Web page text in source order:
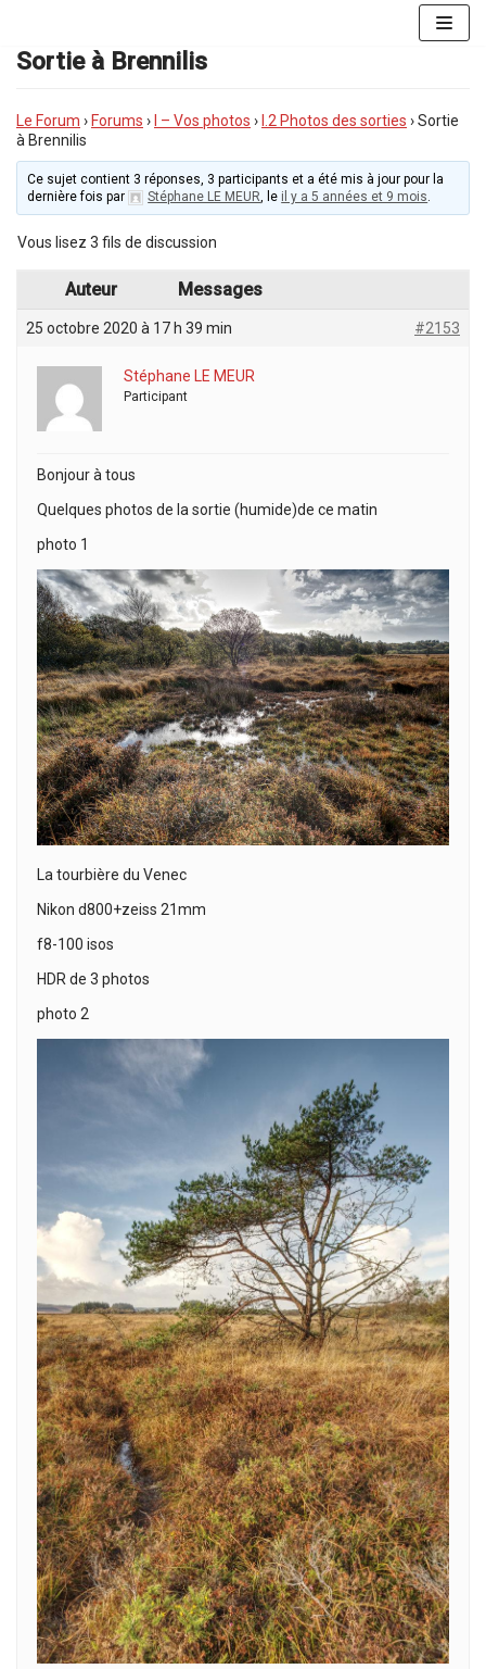
au
contenu
Sortie à Brennilis
Le Forum › Forums › I – Vos photos › I.2 Photos des sorties ›Sortie
à Brennilis
Ce sujet contient 3 réponses, 3 participants et a été mis à jour pour la
dernière fois par
Stéphane LE MEUR, le il y a 5 années et 9 mois.
Vous lisez 3 fils de discussion
Auteur Messages
25 octobre 2020 à 17 h 39 min #2153
Stéphane LE MEUR
Participant
Bonjour à tous
Quelques photos de la sortie (humide)de ce matin
photo 1
La tourbière du Venec
Nikon d800+zeiss 21mm
f8-100 isos
HDR de 3 photos
photo 2